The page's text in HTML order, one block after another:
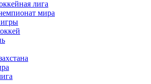
лига
мира